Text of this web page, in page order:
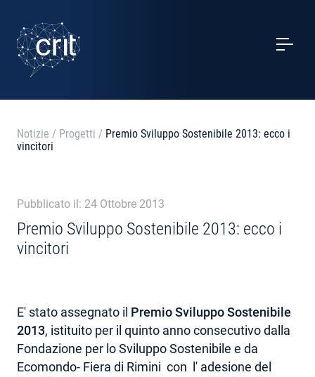
SERVIZI
CASI STUDIO
NOTIZIE
CHI SIAMO
AREA RISERVATA
Notizie / Progetti / Premio Sviluppo Sostenibile 2013: ecco i
vincitori
Pubblicato il: 24 Ottobre 2013
Premio Sviluppo Sostenibile 2013: ecco i
vincitori
E' stato assegnato il Premio Sviluppo Sostenibile
2013, istituito per il quinto anno consecutivo dalla
Fondazione per lo Sviluppo Sostenibile e da
Ecomondo- Fiera di Rimini con l' adesione del